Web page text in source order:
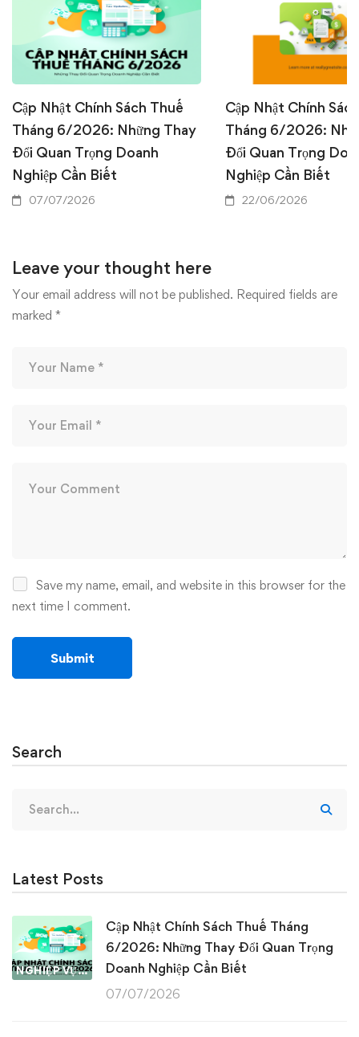
Cập Nhật Chính Sách Thuế
Tháng 6/2026: Những Thay
Đổi Quan Trọng Doanh
Nghiệp Cần Biết
07/07/2026
Cập Nhật Chính
Tháng 6/2026:
Đổi Quan Trọng
Nghiệp Cần Biết
22/06/2026
Leave your thought here
Your email address will not be published. Required fields are
marked *
Save my name, email, and website in this browser for the
next time I comment.
Search
for:
Latest Posts
NGHIỆP VỤ KẾ TOÁN & THUẾ
Cập Nhật Chính Sách Thuế Tháng
6/2026: Những Thay Đổi Quan Trọng
Doanh Nghiệp Cần Biết
07/07/2026